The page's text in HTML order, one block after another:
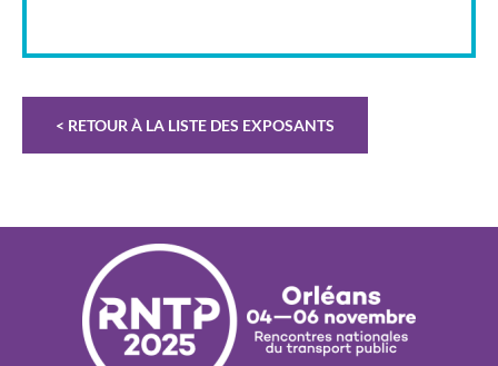
< RETOUR À LA LISTE DES EXPOSANTS